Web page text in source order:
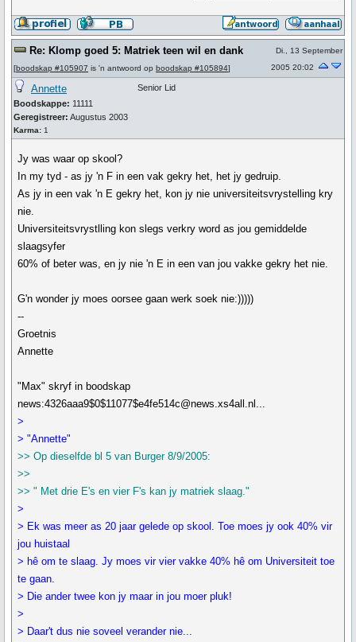
Re: Klomp goed 5: Matriek teen wil en dank
[boodskap #105907 is 'n antwoord op boodskap #105894]
Di., 13 September
2005 20:02
Annette
Boodskappe: 11111
Geregistreer: Augustus 2003
Karma: 1
Senior Lid
Jy was waar op skool?
In my tyd - as jy 'n F in een vak gekry het, het jy gedruip.
As jy in een vak 'n E gekry het, kon jy nie universiteitsvrystelling kry
nie.
Universiteitsvrystlling kon slegs verkry word as jou gemiddelde
slaagsyfer
60% of beter was, en jy nie 'n E in een van jou vakke gekry het nie.
G'n wonder jy moes oorsee gaan werk soek nie:)))))
--
Groetnis
Annette
"Max" skryf in boodskap
news:4326aaa9$0$11077$e4fe514c@news.xs4all.nl...
>
> "Annette"
>> Op dieselfde bl 5 van Burger 8/9/2005:
>>
>> " Met drie E's en vier F's kan jy matriek slaag."
>
> Ek was meer as 20 jaar gelede op skool. Toe moes jy ook 40% vir
jou huistaal
> hê om te slaag. Jy moes vir vier vakke 40% hê om Universiteit toe
te gaan.
> Die ander twee kon jy maar in jou moer pluk!
>
> Daar't dus nie soveel verander nie...